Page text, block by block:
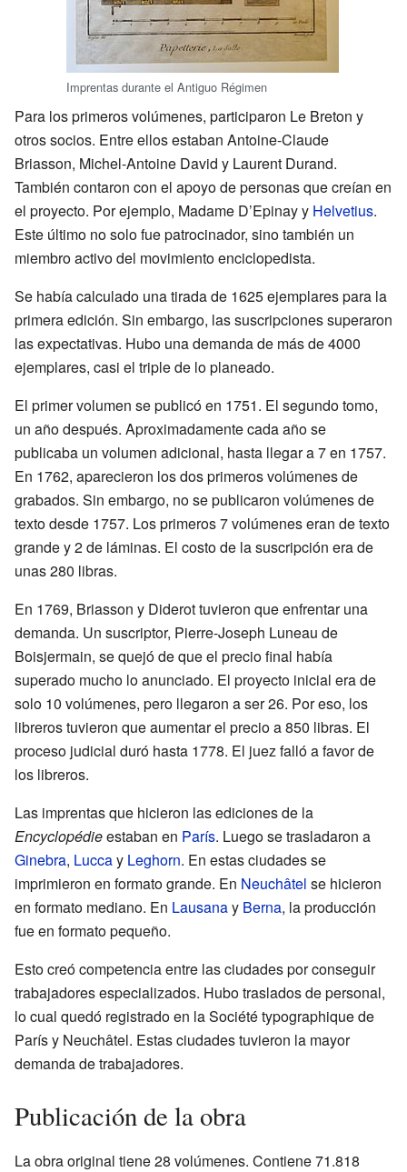
Imprentas durante el Antiguo Régimen
Para los primeros volúmenes, participaron Le Breton y
otros socios. Entre ellos estaban Antoine-Claude
Briasson, Michel-Antoine David y Laurent Durand.
También contaron con el apoyo de personas que creían en
el proyecto. Por ejemplo, Madame D’Epinay y Helvetius.
Este último no solo fue patrocinador, sino también un
miembro activo del movimiento enciclopedista.
Se había calculado una tirada de 1625 ejemplares para la
primera edición. Sin embargo, las suscripciones superaron
las expectativas. Hubo una demanda de más de 4000
ejemplares, casi el triple de lo planeado.
El primer volumen se publicó en 1751. El segundo tomo,
un año después. Aproximadamente cada año se
publicaba un volumen adicional, hasta llegar a 7 en 1757.
En 1762, aparecieron los dos primeros volúmenes de
grabados. Sin embargo, no se publicaron volúmenes de
texto desde 1757. Los primeros 7 volúmenes eran de texto
grande y 2 de láminas. El costo de la suscripción era de
unas 280 libras.
En 1769, Briasson y Diderot tuvieron que enfrentar una
demanda. Un suscriptor, Pierre-Joseph Luneau de
Boisjermain, se quejó de que el precio final había
superado mucho lo anunciado. El proyecto inicial era de
solo 10 volúmenes, pero llegaron a ser 26. Por eso, los
libreros tuvieron que aumentar el precio a 850 libras. El
proceso judicial duró hasta 1778. El juez falló a favor de
los libreros.
Las imprentas que hicieron las ediciones de la
Encyclopédieestaban en París. Luego se trasladaron a
Ginebra, Luccay Leghorn. En estas ciudades se
imprimieron en formato grande. En Neuchâtel se hicieron
en formato mediano. En Lausanay Berna, la producción
fue en formato pequeño.
Esto creó competencia entre las ciudades por conseguir
trabajadores especializados. Hubo traslados de personal,
lo cual quedó registrado en la Société typographique de
París y Neuchâtel. Estas ciudades tuvieron la mayor
demanda de trabajadores.
Publicación de la obra
La obra original tiene 28 volúmenes. Contiene 71.818